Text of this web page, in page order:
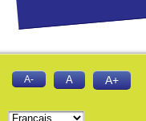
A- A A+